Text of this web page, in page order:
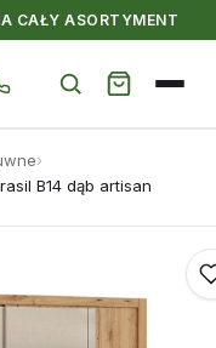
CAŁY ASORTYMENT
›
B14 dąb artisan